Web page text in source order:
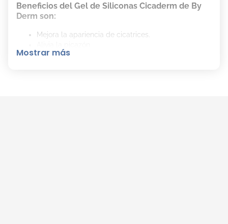
Beneficios del Gel de Siliconas Cicaderm de By
Derm son:
Mejora la apariencia de cicatrices.
Suaviza y aplana cicatrices.
Mostrar más